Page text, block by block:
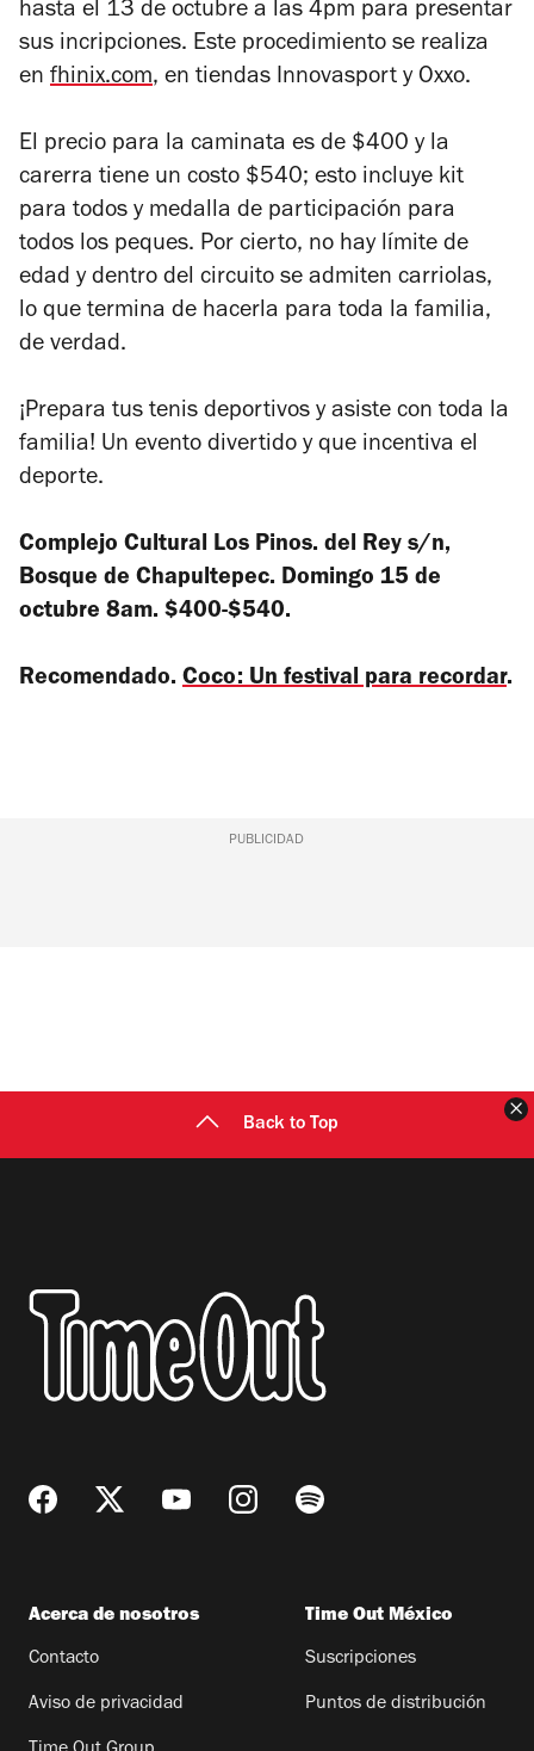
hasta el 13 de octubre a las 4pm para presentar
sus incripciones. Este procedimiento se realiza
en fhinix.com, en tiendas Innovasport y Oxxo.
El precio para la caminata es de $400 y la
carerra tiene un costo $540; esto incluye kit
para todos y medalla de participación para
todos los peques. Por cierto, no hay límite de
edad y dentro del circuito se admiten carriolas,
lo que termina de hacerla para toda la familia,
de verdad.
¡Prepara tus tenis deportivos y asiste con toda la
familia! Un evento divertido y que incentiva el
deporte.
Complejo Cultural Los Pinos. del Rey s/n,
Bosque de Chapultepec. Domingo 15 de
octubre 8am. $400-$540.
Recomendado. Coco: Un festival para recordar.
PUBLICIDAD
Back to Top
Acerca de nosotros
Contacto
Aviso de privacidad
Time Out México
Suscripciones
Puntos de distribución